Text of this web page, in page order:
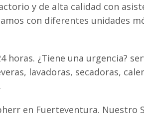
y de alta calidad con
con diferentes unidades
¿Tiene una urgencia?
lavadoras, secadoras,
en Fuerteventura. Nuestro